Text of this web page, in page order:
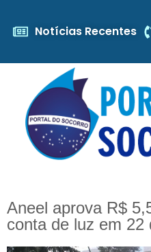
Notícias Recentes
Aneel aprova R$
conta de luz em 22